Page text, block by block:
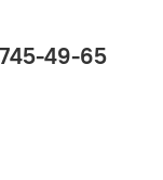
49-65